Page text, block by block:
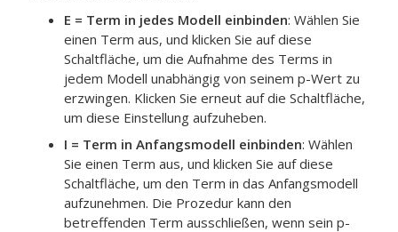
E = Term in jedes Modell einbinden: Wählen Sie
einen Term aus, und klicken Sie auf diese
Schaltfläche, um die Aufnahme des Terms in
jedem Modell unabhängig von seinem p-Wert zu
erzwingen. Klicken Sie erneut auf die Schaltfläche,
um diese Einstellung aufzuheben.
I = Term in Anfangsmodell einbinden: Wählen
Sie einen Term aus, und klicken Sie auf diese
Schaltfläche, um den Term in das Anfangsmodell
aufzunehmen. Die Prozedur kann den
betreffenden Term ausschließen, wenn sein p-